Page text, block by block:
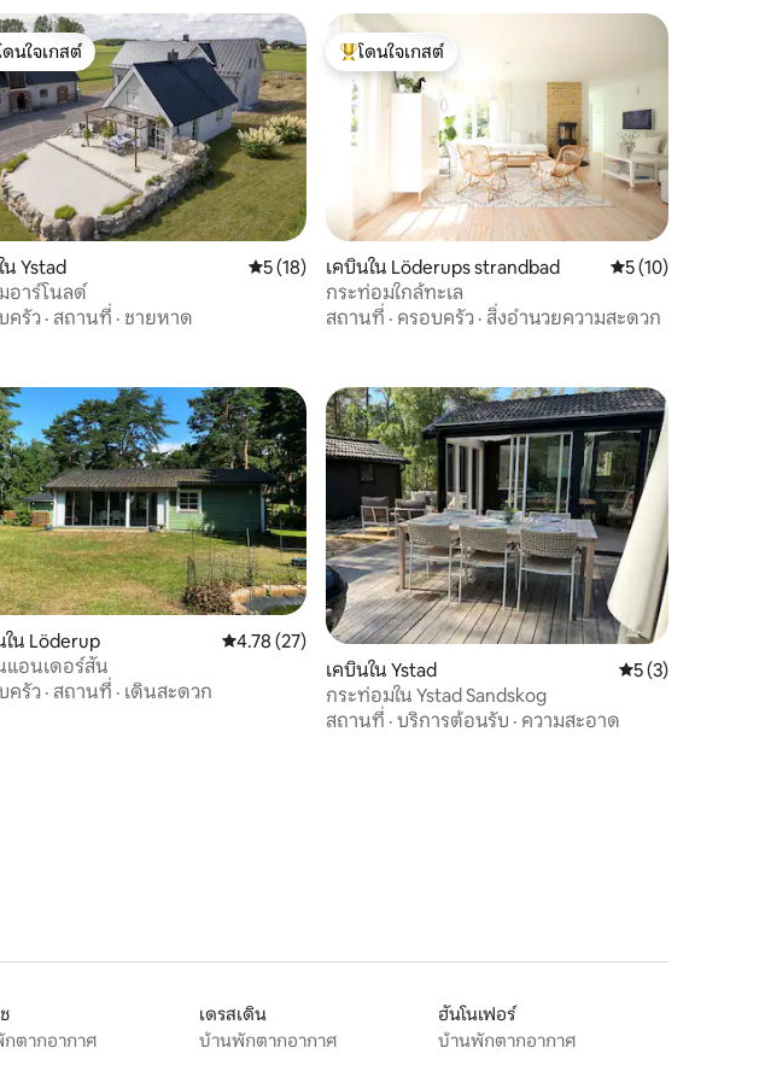
าก 5, 6 รีวิว
ใจเกสต์ที่สุด
ดนใจเกสต์
น Ystad คะแนนเฉลี่ย 5 จาก 5, 18 รีวิว
5 (18)
อาร์โนลด์
ครัว · สถานที่ · ชายหาด
โดนใจเกสต์ที่สุด
โดนใจเกสต์
เคบินใน Löderups strandbad คะแนนเฉลี่ย 5 จาก
5 (10)
กระท่อมใกล้ทะเล
สถานที่ · ครอบครัว · สิ่งอำนวยความสะดวก
ก 5, 16 รีวิว
ใน Löderup คะแนนเฉลี่ย 4.78 จาก 5, 27 รีวิว
4.78 (27)
แอนเดอร์สัน
ครัว · สถานที่ · เดินสะดวก
เคบินใน Ystad คะแนนเฉลี่ย 5 จา
5 (3)
กระท่อมใน Ystad Sandskog
สถานที่ · บริการต้อนรับ · ความสะอาด
ตากอากาศ
เดรสเดิน
บ้านพักตากอากาศ
ฮันโนเฟอร์
บ้านพักตากอากาศ